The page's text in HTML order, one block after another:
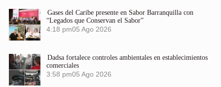
Gases del Caribe presente en Sabor Barranquilla con
“Legados que Conservan el Sabor”
4:18 pm05 Ago 2026
Dadsa fortalece controles ambientales en establecimientos
comerciales
3:58 pm05 Ago 2026